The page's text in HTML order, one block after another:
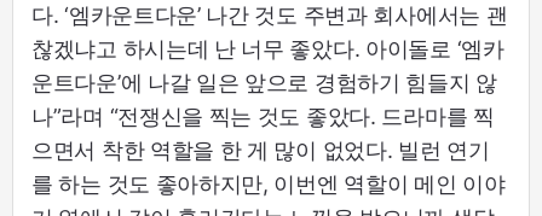
다. ‘엠카운트다운’ 나간 것도 주변과 회사에서는 괜
찮겠냐고 하시는데 난 너무 좋았다. 아이돌로 ‘엠카
운트다운’에 나갈 일은 앞으로 경험하기 힘들지 않
나”라며 “전쟁신을 찍는 것도 좋았다. 드라마를 찍
으면서 착한 역할을 한 게 많이 없었다. 빌런 연기
를 하는 것도 좋아하지만, 이번엔 역할이 메인 이야